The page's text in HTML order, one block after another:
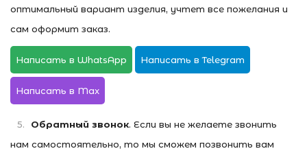
оптимальный вариант изделия, учтет все пожелания и
сам оформит заказ.
Написать в WhatsApp Написать в Telegram
Написать в Max
Обратный звонок. Если вы не желаете звонить
нам самостоятельно, то мы сможем позвонить вам